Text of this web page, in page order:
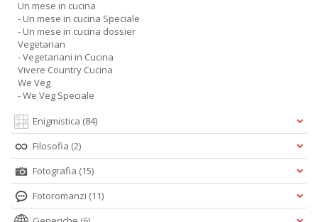
Un mese in cucina
- Un mese in cucina Speciale
- Un mese in cucina dossier
Vegetarian
- Vegetariani in Cucina
Vivere Country Cucina
We Veg
- We Veg Speciale
Enigmistica (84)
Filosofia (2)
Fotografia (15)
Fotoromanzi (11)